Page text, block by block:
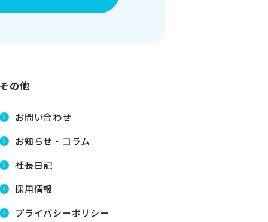
その他
お問い合わせ
お知らせ・コラム
社長日記
採用情報
プライバシーポリシー